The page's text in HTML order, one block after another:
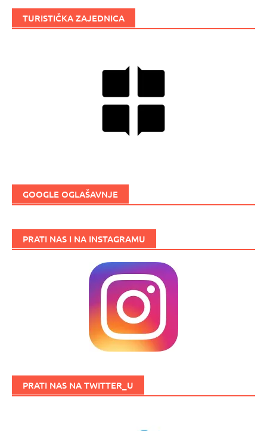
TURISTIČKA ZAJEDNICA
GOOGLE OGLAŠAVNJE
PRATI NAS I NA INSTAGRAMU
PRATI NAS NA TWITTER_U